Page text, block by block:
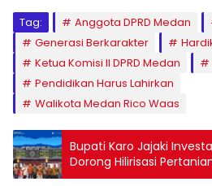
Tag: Anggota DPRD Medan
Generasi Berkarakter
Ketua Komisi II DPRD Medan
Pendidikan Harus Lahirkan
Walikota Medan Rico Waas
Bupati Karo Jajaki
Dorong Hilirisasi